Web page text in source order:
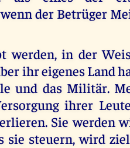
der Betrüger
werden, in der
ihr eigenes Land
und das Militär.
ihrer
Sie werden
sie steuern, wird